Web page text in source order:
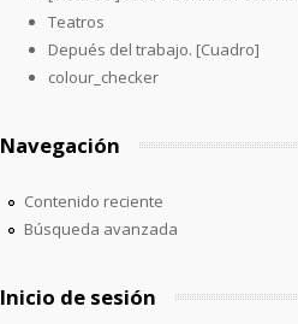
Teatros
Depués del trabajo. [Cuadro]
colour_checker
Navegación
Contenido reciente
Búsqueda avanzada
Inicio de sesión